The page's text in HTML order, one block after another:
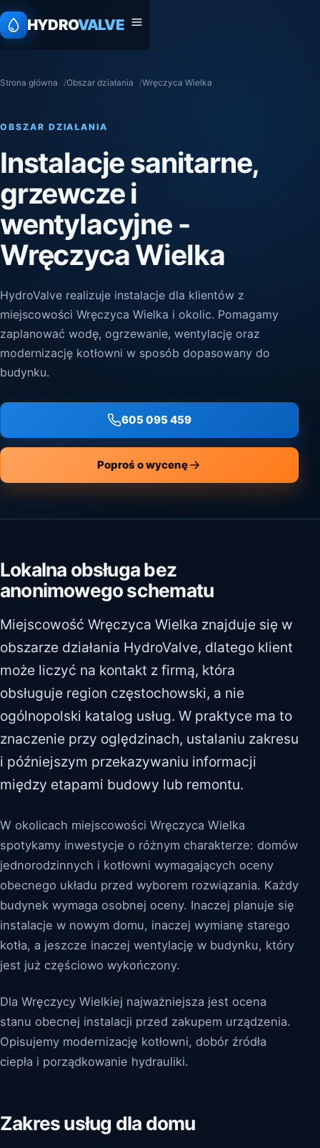
HYDROVALVE
Strona główna Obszar działania Wręczyca Wielka
OBSZAR DZIAŁANIA
Instalacje sanitarne,
grzewcze i
wentylacyjne -
Wręczyca Wielka
HydroValve realizuje instalacje dla klientów z
miejscowości Wręczyca Wielka i okolic. Pomagamy
zaplanować wodę, ogrzewanie, wentylację oraz
modernizację kotłowni w sposób dopasowany do
budynku.
605 095 459
Poproś o wycenę
Lokalna obsługa bez
anonimowego schematu
Miejscowość Wręczyca Wielka znajduje się w
obszarze działania HydroValve, dlatego klient
może liczyć na kontakt z firmą, która
obsługuje region częstochowski, a nie
ogólnopolski katalog usług. W praktyce ma to
znaczenie przy oględzinach, ustalaniu zakresu
i późniejszym przekazywaniu informacji
między etapami budowy lub remontu.
W okolicach miejscowości Wręczyca Wielka
spotykamy inwestycje o różnym charakterze: domów
jednorodzinnych i kotłowni wymagających oceny
obecnego układu przed wyborem rozwiązania. Każdy
budynek wymaga osobnej oceny. Inaczej planuje się
instalacje w nowym domu, inaczej wymianę starego
kotła, a jeszcze inaczej wentylację w budynku, który
jest już częściowo wykończony.
Dla Wręczycy Wielkiej najważniejsza jest ocena
stanu obecnej instalacji przed zakupem urządzenia.
Opisujemy modernizację kotłowni, dobór źródła
ciepła i porządkowanie hydrauliki.
Zakres usług dla domu